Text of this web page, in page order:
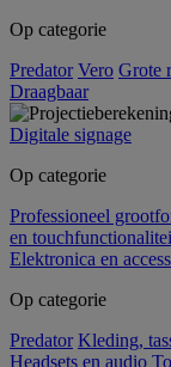
Op categorie
Predator Vero Grote
Draagbaar
Digitale signage
Op categorie
Professioneel
en
Elektronica en
Op categorie
Predator Kleding,
Headsets en audio